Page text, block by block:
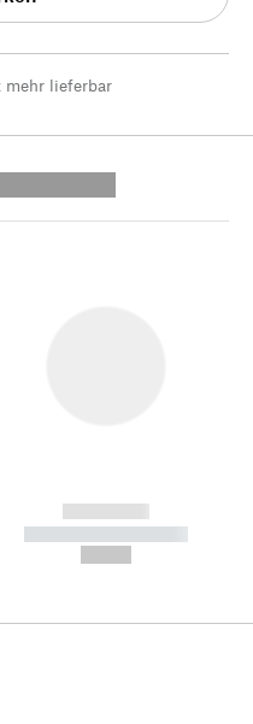
mehr lieferbar
------------
----------- -----------